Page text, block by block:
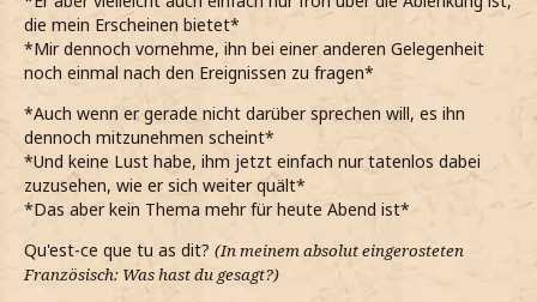
die mein Erscheinen bietet*
*Mir dennoch vornehme, ihn bei einer anderen Gelegenheit
noch einmal nach den Ereignissen zu fragen*
*Auch wenn er gerade nicht darüber sprechen will, es ihn
dennoch mitzunehmen scheint*
*Und keine Lust habe, ihm jetzt einfach nur tatenlos dabei
zuzusehen, wie er sich weiter quält*
*Das aber kein Thema mehr für heute Abend ist*
Qu'est-ce que tu as dit? (In meinem absolut eingerosteten
Französisch: Was hast du gesagt?)